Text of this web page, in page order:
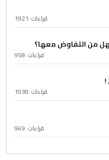
قراءات :1921
من التفاوض معها؟
قراءات :958
!
قراءات :1038
قراءات :949